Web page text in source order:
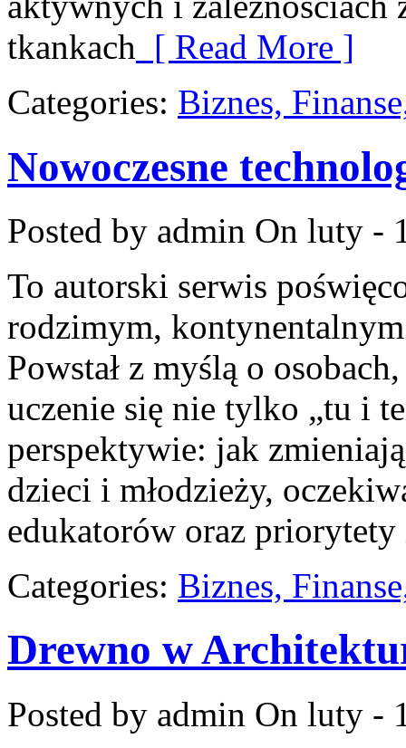
tkankach [ Read More ]
Categories: Biznes,
Nowoczesne
Posted by admin On luty -
To autorski serwis
rodzimym,
Powstał z myślą o
uczenie się nie tylko „tu i
perspektywie: jak
dzieci i młodzieży,
edukatorów oraz
Categories: Biznes,
Drewno w
Posted by admin On luty -